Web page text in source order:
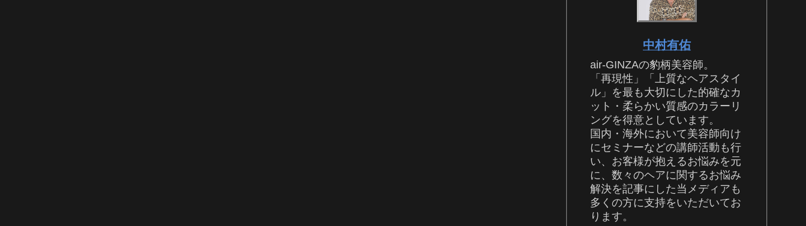
中村有佑
air-GINZAの豹柄美容師。
「再現性」「上質なヘアスタイ
ル」を最も大切にした的確なカ
ット・柔らかい質感のカラーリ
ングを得意としています。
国内・海外において美容師向け
にセミナーなどの講師活動も行
い、お客様が抱えるお悩みを元
に、数々のヘアに関するお悩み
解決を記事にした当メディアも
多くの方に支持をいただいてお
ります。